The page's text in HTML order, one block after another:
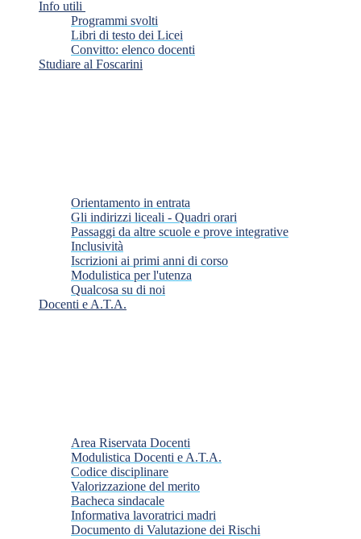
Info utili
Programmi svolti
Libri di testo dei Licei
Convitto: elenco docenti
Studiare al Foscarini
Orientamento in entrata
Gli indirizzi liceali - Quadri orari
Passaggi da altre scuole e prove integrative
Inclusività
Iscrizioni ai primi anni di corso
Modulistica per l'utenza
Qualcosa su di noi
Docenti e A.T.A.
Area Riservata Docenti
Modulistica Docenti e A.T.A.
Codice disciplinare
Valorizzazione del merito
Bacheca sindacale
Informativa lavoratrici madri
Documento di Valutazione dei Rischi